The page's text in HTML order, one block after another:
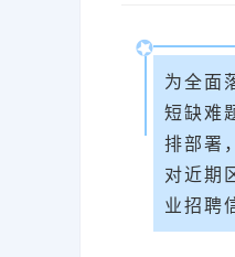
为全面
短缺难
排部署
对近期
业招聘